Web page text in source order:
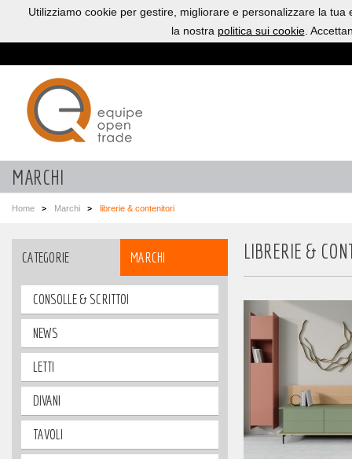
Utilizziamo cookie per gestire, migliorare e personalizzare la
la nostra politica sui cookie.
MARCHI
Home Marchi librerie & contenitori
CATEGORIE MARCHI
CONSOLLE & SCRITTOI
NEWS
LETTI
DIVANI
TAVOLI
LIBRERIE &